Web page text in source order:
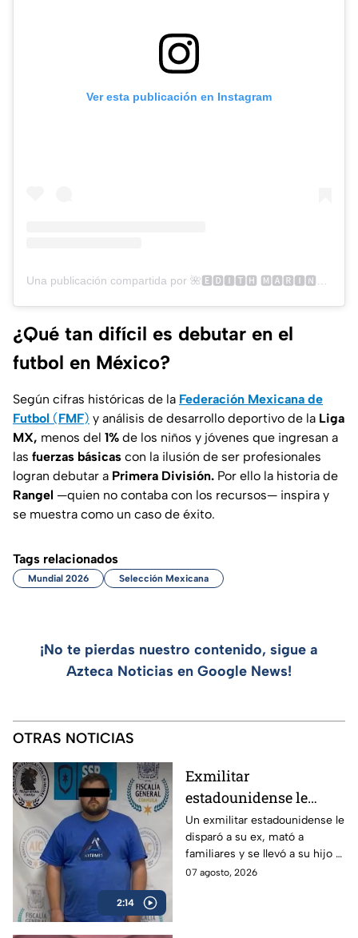
Ver esta publicación en Instagram
Una publicación compartida por 🌺🅴🅳🅸🆃🅷 🅼🅰🆁🅸́🅽🌺 (@edithmp20)
¿Qué tan difícil es debutar en el
futbol en México?
Según cifras históricas de la Federación Mexicana de
Futbol (FMF) y análisis de desarrollo deportivo de la Liga
MX, menos del 1% de los niños y jóvenes que ingresan a
las fuerzas básicas con la ilusión de ser profesionales
logran debutar a Primera División. Por ello la historia de
Rangel —quien no contaba con los recursos— inspira y
se muestra como un caso de éxito.
Tags relacionados
Mundial 2026 Selección Mexicana
¡No te pierdas nuestro contenido, sigue a
Azteca Noticias en Google News!
OTRAS NOTICIAS
2:14
Exmilitar
estadounidense le
disparó a su ex en
Saltillo, mató a
familiares y se llevó a
su hijo
Un exmilitar estadounidense le
disparó a su ex, mató a
familiares y se llevó a su hijo a
la frontera.
07 agosto, 2026